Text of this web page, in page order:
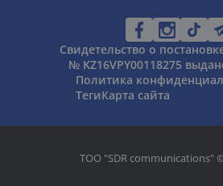
Свидетельство о
№ KZ16VPY00118275
Политика
ТегиКарта сайта
ТОО "SDR communications"